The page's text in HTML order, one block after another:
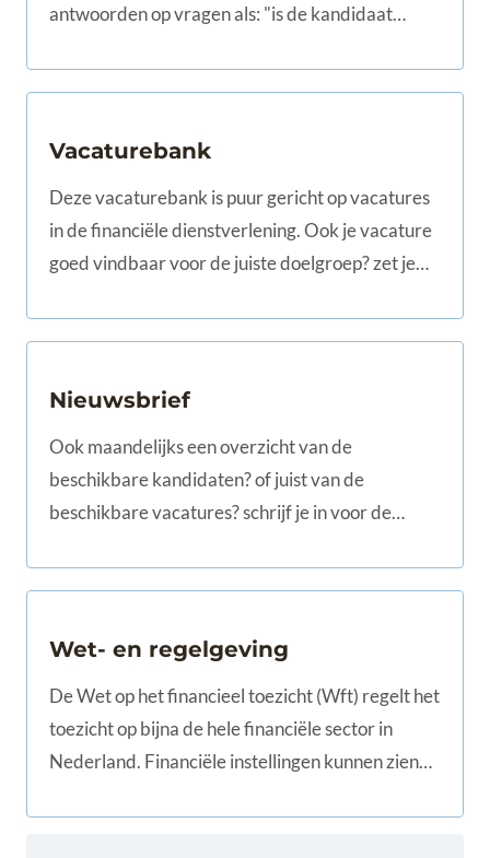
antwoorden op vragen als: "is de kandidaat
Vacaturebank
Deze vacaturebank is puur gericht op vacatures
in de financiële dienstverlening. Ook je vacature
goed vindbaar voor de juiste doelgroep? zet je
Nieuwsbrief
Ook maandelijks een overzicht van de
beschikbare kandidaten? of juist van de
beschikbare vacatures? schrijf je in voor de
Wet- en regelgeving
De Wet op het financieel toezicht (Wft) regelt het
toezicht op bijna de hele financiële sector in
Nederland. Financiële instellingen kunnen zien